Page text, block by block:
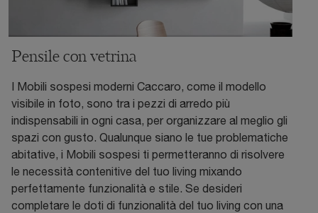
Pensile con vetrina
I Mobili sospesi moderni Caccaro, come il modello
visibile in foto, sono tra i pezzi di arredo più
indispensabili in ogni casa, per organizzare al meglio gli
spazi con gusto. Qualunque siano le tue problematiche
abitative, i Mobili sospesi ti permetteranno di risolvere
le necessità contenitive del tuo living mixando
perfettamente funzionalità e stile. Se desideri
completare le doti di funzionalità del tuo living con una